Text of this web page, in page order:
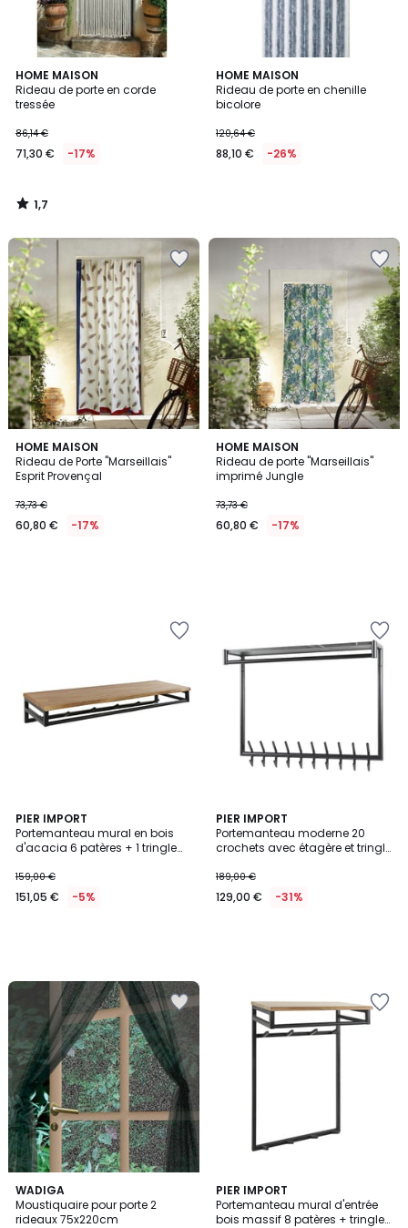
HOME MAISON
Rideau de porte en corde
tressée
86,14 €
71,30 € -17%
1,7
/
5
1,7
/
HOME MAISON
Rideau de porte en chenille
bicolore
120,64 €
88,10 € -26%
HOME MAISON
Rideau de Porte "Marseillais"
Esprit Provençal
73,73 €
60,80 € -17%
HOME MAISON
Rideau de porte "Marseillais"
imprimé Jungle
73,73 €
60,80 € -17%
PIER IMPORT
Portemanteau mural en bois
d'acacia 6 patères + 1 tringle
159,00 €
151,05 € -5%
PIER IMPORT
Portemanteau moderne 20
crochets avec étagère et tringle
189,00 €
129,00 € -31%
WADIGA
Moustiquaire pour porte 2
rideaux 75x220cm
PIER IMPORT
Portemanteau mural d'entrée
bois massif 8 patères + tringle